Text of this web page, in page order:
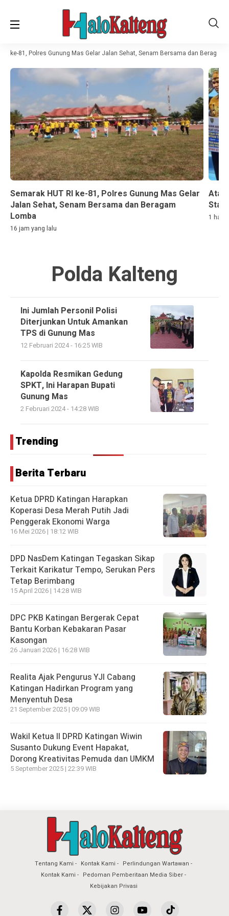
ke-81, Polres Gunung Mas Gelar Jalan Sehat, Senam Bersama dan Beragam
Semarak HUT RI ke-81, Polres Gunung Mas Gelar
Jalan Sehat, Senam Bersama dan Beragam
Lomba
16 jam yang lalu
1 hari
Polda Kalteng
Ini Jumlah Personil Polisi
Diterjunkan Untuk Amankan
TPS di Gunung Mas
12 Februari 2024 - 16:25 WIB
Kapolda Resmikan Gedung
SPKT, Ini Harapan Bupati
Gunung Mas
2 Februari 2024 - 14:28 WIB
Trending
Berita Terbaru
Ketua DPRD Katingan Harapkan
Koperasi Desa Merah Putih Jadi
Penggerak Ekonomi Warga
16 Mei 2026 | 18:12 WIB
DPD NasDem Katingan Tegaskan Sikap
Terkait Karikatur Tempo, Serukan Pers
Tetap Berimbang
15 April 2026 | 14:28 WIB
DPC PKB Katingan Bergerak Cepat
Bantu Korban Kebakaran Pasar
Kasongan
26 Januari 2026 | 16:28 WIB
Realita Ajak Pengurus YJI Cabang
Katingan Hadirkan Program yang
Menyentuh Desa
21 September 2025 | 09:09 WIB
Wakil Ketua II DPRD Katingan Wiwin
Susanto Dukung Event Hapakat,
Dorong Kreativitas Pemuda dan UMKM
5 September 2025 | 22:39 WIB
Tentang Kami Kontak Kami
Perlindungan Wartawan
Kontak Kami
Pedoman Pemberitaan Media Siber
Kebijakan Privasi